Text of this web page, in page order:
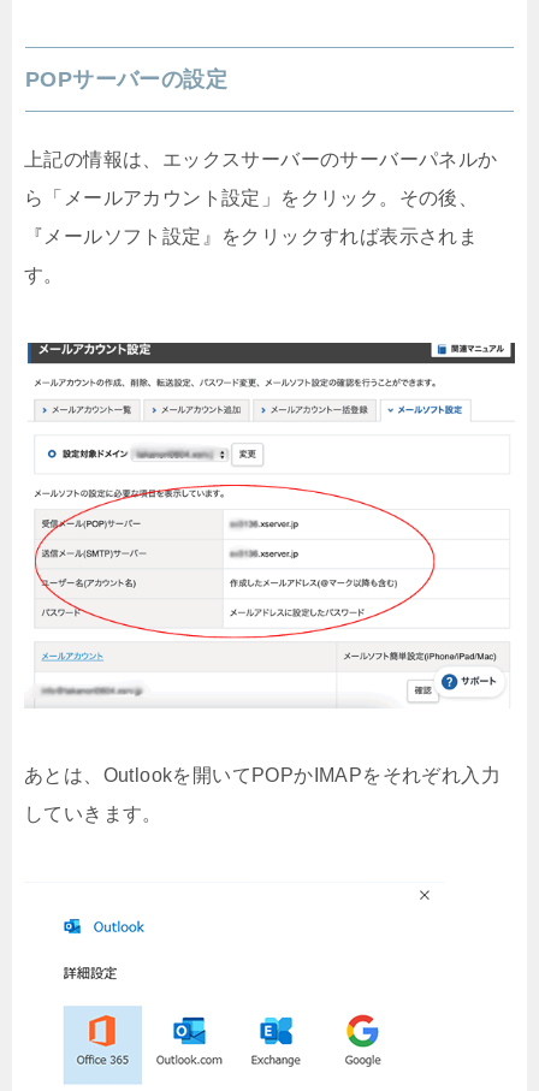
POPサーバーの設定
上記の情報は、エックスサーバーのサーバーパネルか
ら「メールアカウント設定」をクリック。その後、
『メールソフト設定』をクリックすれば表示されま
す。
あとは、Outlookを開いてPOPかIMAPをそれぞれ入力
していきます。